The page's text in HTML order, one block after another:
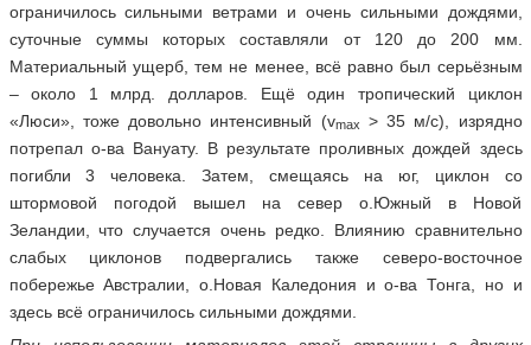
ограничилось сильными ветрами и очень сильными дождями,
суточные суммы которых составляли от 120 до 200 мм.
Материальный ущерб, тем не менее, всё равно был серьёзным
– около 1 млрд. долларов. Ещё один тропический циклон
«Люси», тоже довольно интенсивный (vmax
> 35 м/c), изрядно
потрепал о-ва Вануату. В результате проливных дождей здесь
погибли 3 человека. Затем, смещаясь на юг, циклон со
штормовой погодой вышел на север о.Южный в Новой
Зеландии, что случается очень редко. Влиянию сравнительно
слабых циклонов подвергались также северо-восточное
побережье Австралии, о.Новая Каледония и о-ва Тонга, но и
здесь всё ограничилось сильными дождями.